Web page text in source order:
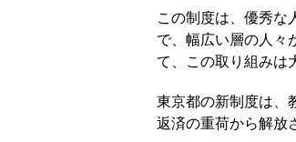
この制度は、優秀な
で、幅広い層の人々
て、この取り組みは
東京都の新制度は、
返済の重荷から解放